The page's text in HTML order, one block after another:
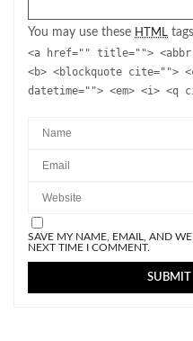
You may use these HTML
<a href="" title="">
<b> <blockquote cite="">
datetime=""> <em> <i> <q
SAVE MY NAME, EMAIL, AND
NEXT TIME I COMMENT.